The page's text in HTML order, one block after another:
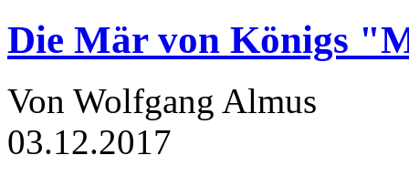
Die Mär von Königs
Von Wolfgang Almus
03.12.2017